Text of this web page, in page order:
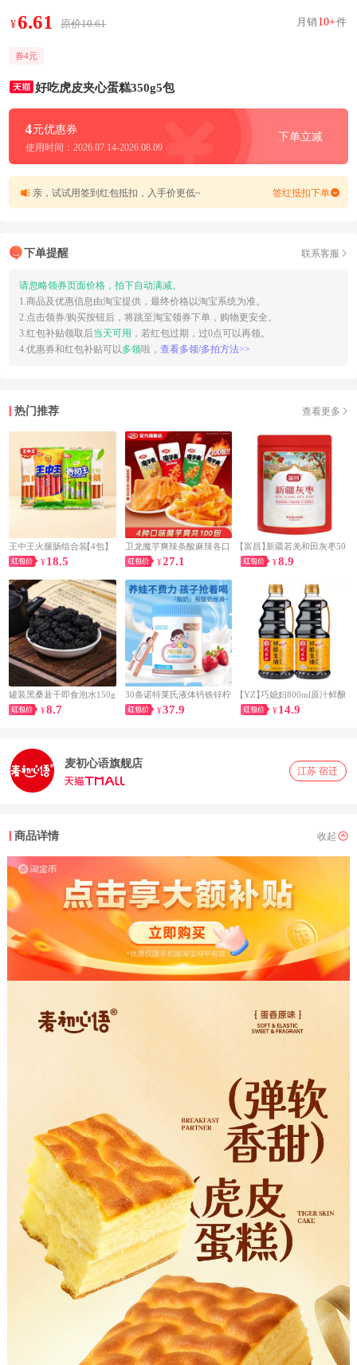
¥6.61 原价10.61 月销 10+件
券4元
好吃虎皮夹心蛋糕350g5包
4元优惠券
使用时间：2026.07.14-2026.08.09
下单立减
亲，试试用签到红包抵扣，入手价更低~ 签红抵扣下单
下单提醒 联系客服
请忽略领券页面价格，拍下自动满减。
1.商品及优惠信息由淘宝提供，最终价格以淘宝系统为准。
2.点击领券/购买按钮后，将跳至淘宝领券下单，购物更安全。
3.红包补贴领取后当天可用 ，若红包过期，过0点可以再领。
4.优惠券和红包补贴可以多领啦， 查看多领/多拍方法>>
热门推荐 查看更多
王中王火腿肠组合装【4包】
¥18.5
卫龙魔芋爽辣条酸麻辣各口
味搭配1KG
¥27.1
【富昌】新疆若羌和田灰枣50
0g
¥8.9
罐装黑桑葚干即食泡水150g
¥8.7
30条诺特莱氏液体钙铁锌柠
檬酸钙直饮包
¥37.9
【YZ】巧媳妇800ml原汁鲜酿
生抽料酒香醋家用调味多规
¥14.9
麦初心语旗舰店
江苏 宿迁
商品详情 收起